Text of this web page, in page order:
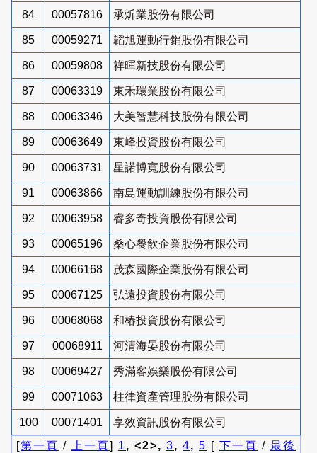
84 00057816 承炘業股份有限公司
85 00059271 韜旭運動行銷股份有限公司
86 00059808 祥暉新技股份有限公司
87 00063319 東禾環業股份有限公司
88 00063346 大美智慧科技股份有限公司
89 00063649 東峰投資股份有限公司
90 00063731 星諾博寬股份有限公司
91 00063866 南島運動訓練股份有限公司
92 00063958 睿多奇投資股份有限公司
93 00065196 桑心餐飲企業股份有限公司
94 00066168 茂森國際企業股份有限公司
95 00067125 弘遠投資股份有限公司
96 00068068 和椿投資股份有限公司
97 00068911 河清海晏股份有限公司
98 00069427 秀滿客娛樂股份有限公司
99 00071063 柱律資產管理股份有限公司
100 00071401
享效資訊股份有限公司
[第一頁 / 上一頁] 1 , <2>, 3, 4, 5 [ 下一頁 / 最後